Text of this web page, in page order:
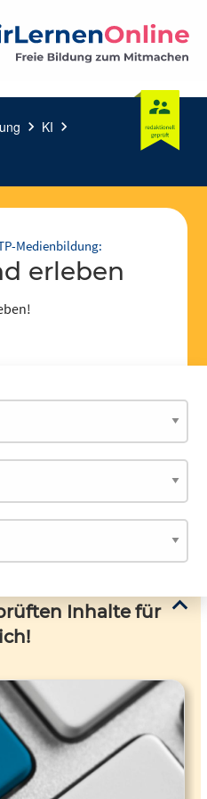
chevron_right KI chevron_right
Medienbildung:
erleben
Inhalte für